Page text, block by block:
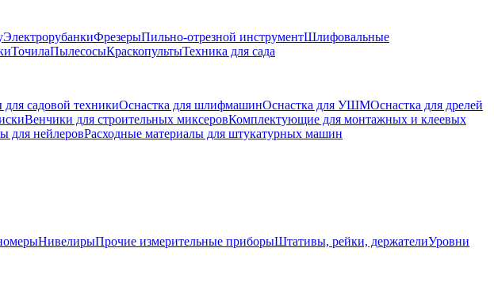
ЭлектрорубанкиФрезерыПильно-отрезной инструментШлифовальные
ТочилаПылесосыКраскопультыТехника для сада
садовой техникиОснастка для шлифмашинОснастка для УШМОснастка для дрелей
Венчики для строительных миксеровКомплектующие для монтажных и клеевых
для нейлеровРасходные материалы для штукатурных машин
НивелирыПрочие измерительные приборыШтативы, рейки, держателиУровни